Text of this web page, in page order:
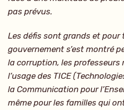
pas prévus.
Les défis sont grands et pour
gouvernement s’est montré
la corruption, les professeurs
l’usage des TICE
la Communication pour
même pour les familles qui